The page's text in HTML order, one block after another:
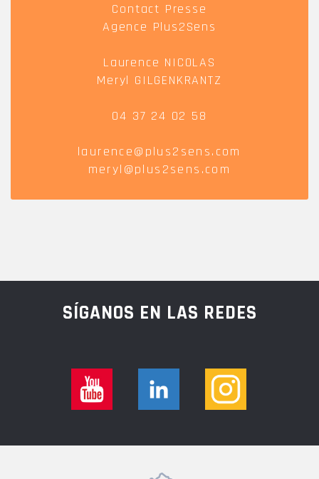
Contact Presse
Agence Plus2Sens
Laurence NICOLAS
Meryl GILGENKRANTZ
04 37 24 02 58
laurence@plus2sens.com
meryl@plus2sens.com
SÍGANOS EN LAS REDES